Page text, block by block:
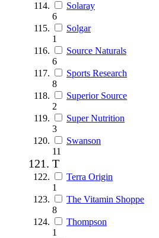
Solaray
6
Solgar
1
Source Naturals
6
Sports Research
8
Superior Source
2
Super Nutrition
3
Swanson
11
T
Terra Origin
1
The Vitamin Shoppe
8
Thompson
1